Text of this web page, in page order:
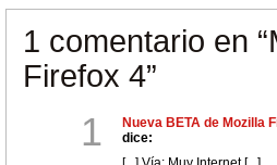
1 comentario en
Firefox 4”
1
Nueva BETA de Mozilla
dice: